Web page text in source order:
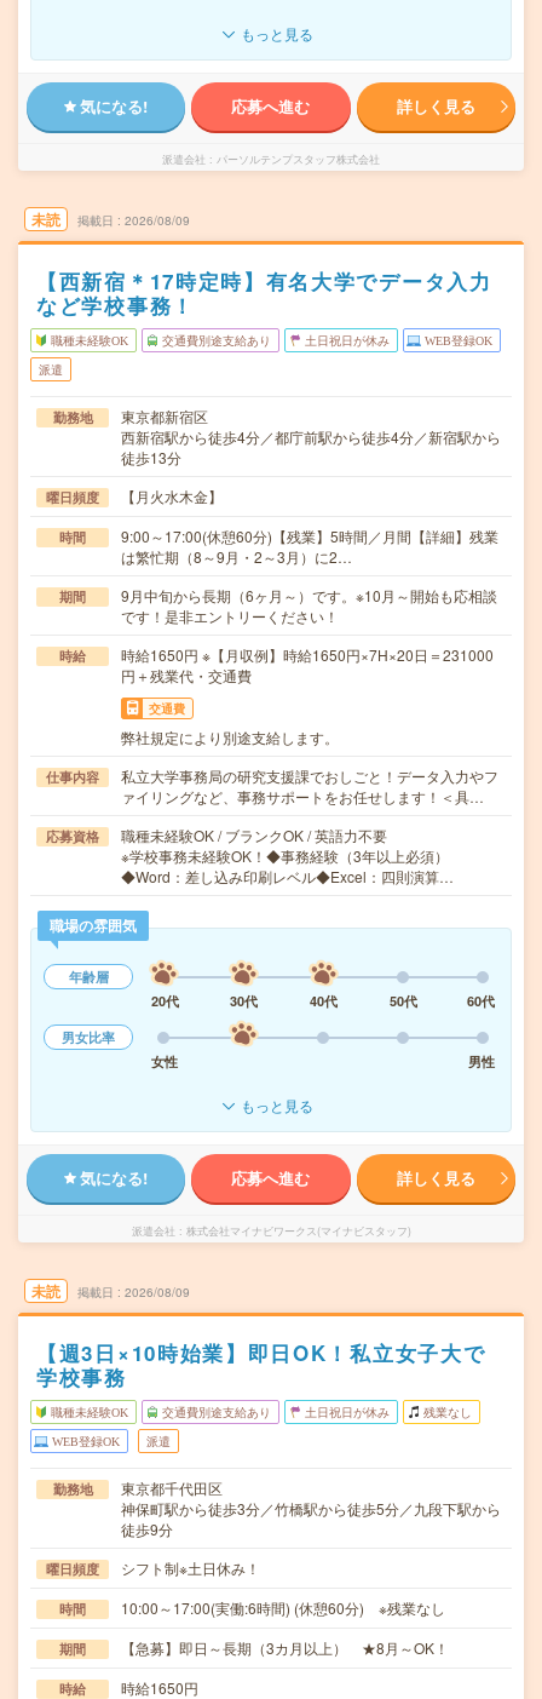
もっと見る
気になる! 応募へ進む 詳しく見る
派遣会社 パーソルテンプスタッフ株式会社
未読 掲載日 2026/08/09
【西新宿＊17時定時】有名大学でデータ入力
など学校事務！
職種未経験OK 交通費別途支給あり 土日祝日が休み WEB登録OK
派遣
勤務地
東京都新宿区
西新宿駅から徒歩4分／都庁前駅から徒歩4分／新宿駅から
徒歩13分
曜日頻度 【月火水木金】
時間
9:00～17:00(休憩60分)【残業】5時間／月間【詳細】残業
は繁忙期（8～9月・2～3月）に2…
期間
9月中旬から長期（6ヶ月～）です。※10月～開始も応相談
です！是非エントリーください！
時給
時給1650円 ※【月収例】時給1650円×7H×20日＝231000
円＋残業代・交通費
交通費
弊社規定により別途支給します。
仕事内容
私立大学事務局の研究支援課でおしごと！データ入力やフ
ァイリングなど、事務サポートをお任せします！＜具…
応募資格
職種未経験OK / ブランクOK / 英語力不要
※学校事務未経験OK！◆事務経験（3年以上必須）
◆Word：差し込み印刷レベル◆Excel：四則演算…
職場の雰囲気
年齢層
20代
30代 40代 50代
60代
男女比率
女性
男性
もっと見る
気になる! 応募へ進む 詳しく見る
派遣会社 株式会社マイナビワークス(マイナビスタッフ)
未読 掲載日 2026/08/09
【週3日×10時始業】即日OK！私立女子大で
学校事務
職種未経験OK 交通費別途支給あり 土日祝日が休み 残業なし
WEB登録OK 派遣
勤務地
東京都千代田区
神保町駅から徒歩3分／竹橋駅から徒歩5分／九段下駅から
徒歩9分
曜日頻度 シフト制※土日休み！
時間 10:00～17:00(実働:6時間) (休憩60分) ※残業なし
期間 【急募】即日～長期（3カ月以上） ★8月～OK！
時給 時給1650円